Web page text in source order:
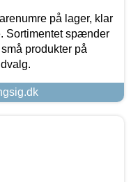
på lager, klar
Sortimentet spænder
produkter på